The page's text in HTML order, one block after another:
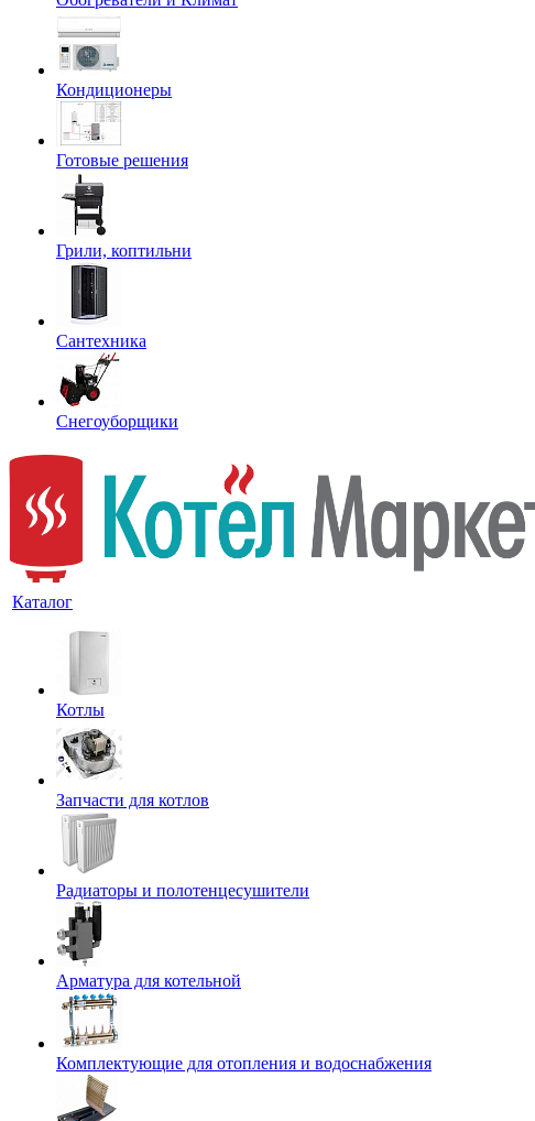
Кондиционеры
Готовые решения
Грили, коптильни
Сантехника
Снегоуборщики
Каталог
Котлы
Запчасти для котлов
Радиаторы и полотенцесушители
Арматура для котельной
Комплектующие для отопления и водоснабжения